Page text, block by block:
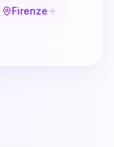
Firenze